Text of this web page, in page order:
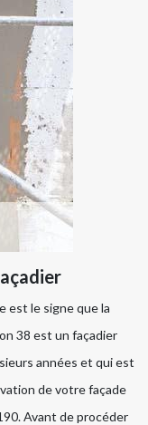
est le signe que la
38 est un façadier
années et qui est
de votre façade
Avant de procéder